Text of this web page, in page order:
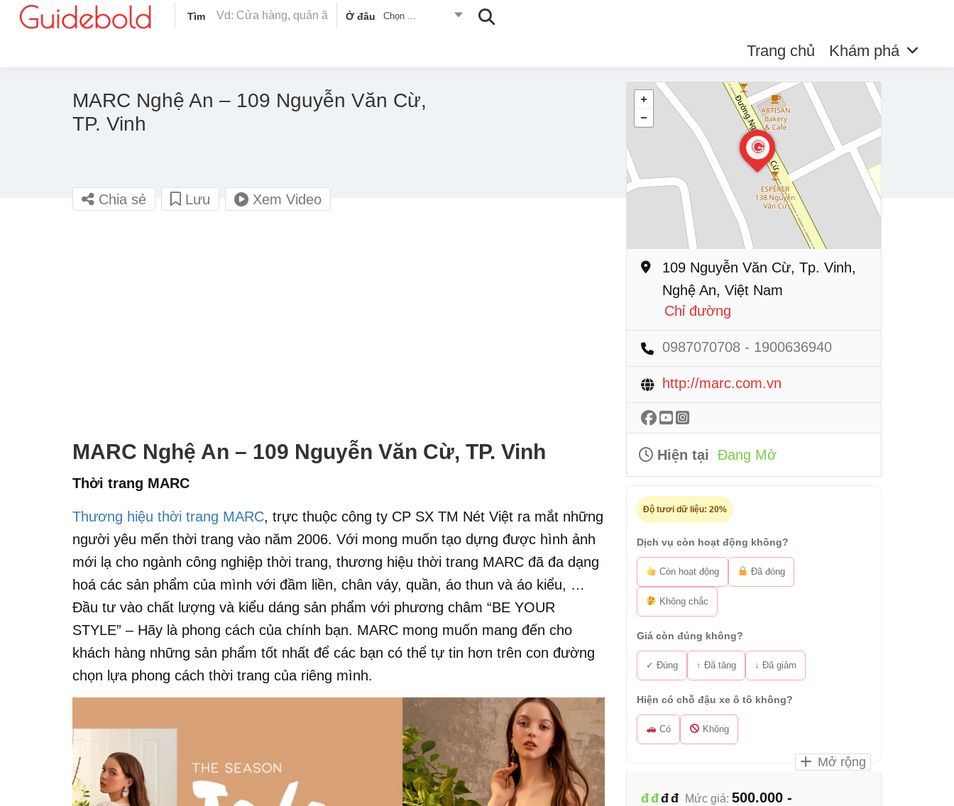
Tìm Ở đâu Chọn ...
Trang chủ Khám phá
MARC Nghệ An – 109 Nguyễn Văn Cừ,
TP. Vinh
Chia sẻ Lưu Xem Video
MARC Nghệ An – 109 Nguyễn Văn Cừ, TP. Vinh
Thời trang MARC
Thương hiệu thời trang MARC, trực thuộc công ty CP SX TM Nét Việt ra mắt những
người yêu mến thời trang vào năm 2006. Với mong muốn tạo dựng được hình ảnh
mới lạ cho ngành công nghiệp thời trang, thương hiệu thời trang MARC đã đa dạng
hoá các sản phẩm của mình với đầm liền, chân váy, quần, áo thun và áo kiểu, …
Đầu tư vào chất lượng và kiểu dáng sản phẩm với phương châm “BE YOUR
STYLE” – Hãy là phong cách của chính bạn. MARC mong muốn mang đến cho
khách hàng những sản phẩm tốt nhất để các bạn có thể tự tin hơn trên con đường
chọn lựa phong cách thời trang của riêng mình.
109 Nguyễn Văn Cừ, Tp. Vinh,
Nghệ An, Việt Nam
Chỉ đường
0987070708 - 1900636940
http://marc.com.vn
Hiện tại Đang Mở
Độ tươi dữ liệu: 20%
Dịch vụ còn hoạt động không?
Còn hoạt động Đã đóng
Không chắc
Giá còn đúng không?
✓ Đúng ↑ Đã tăng ↓ Đã giảm
Hiện có chỗ đậu xe ô tô không?
Có Không
Mở rộng
đđđđ Mức giá: 500.000 -